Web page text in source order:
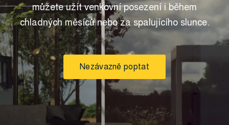
můžete užít venkovní posezení i během
chladných měsíců nebo za spalujícího slunce.
Nezávazně poptat